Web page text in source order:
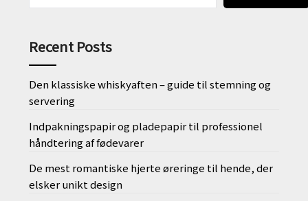
Recent Posts
Den klassiske whiskyaften – guide til stemning og
servering
Indpakningspapir og pladepapir til professionel
håndtering af fødevarer
De mest romantiske hjerte øreringe til hende, der
elsker unikt design